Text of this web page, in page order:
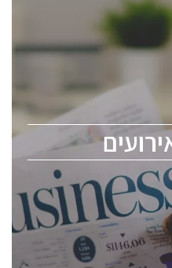
כולל מהנדסים,
ובכירים.
ChipEx2026 will be
conference is intended
semiconductor
professional